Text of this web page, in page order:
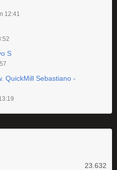
12:41
S
QuickMill Sebastiano -
23.632